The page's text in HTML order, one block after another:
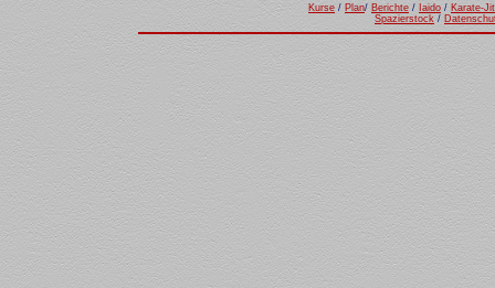
Kurse / Plan/ Berichte / Iaido / Karate-Ji
Spazierstock /